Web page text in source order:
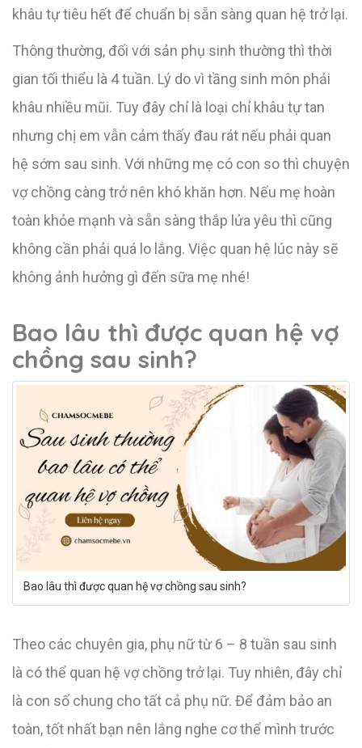
khâu tự tiêu hết để chuẩn bị sẵn sàng quan hệ trở lại.
Thông thường, đối với sản phụ sinh thường thì thời
gian tối thiểu là 4 tuần. Lý do vì tầng sinh môn phải
khâu nhiều mũi. Tuy đây chỉ là loại chỉ khâu tự tan
nhưng chị em vẫn cảm thấy đau rát nếu phải quan
hệ sớm sau sinh. Với những mẹ có con so thì chuyện
vợ chồng càng trở nên khó khăn hơn. Nếu mẹ hoàn
toàn khỏe mạnh và sẵn sàng thắp lửa yêu thì cũng
không cần phải quá lo lắng. Việc quan hệ lúc này sẽ
không ảnh hưởng gì đến sữa mẹ nhé!
Bao lâu thì được quan hệ vợ
chồng sau sinh?
Bao lâu thì được quan hệ vợ chồng sau sinh?
Theo các chuyên gia, phụ nữ từ 6 – 8 tuần sau sinh
là có thể quan hệ vợ chồng trở lại. Tuy nhiên, đây chỉ
là con số chung cho tất cả phụ nữ. Để đảm bảo an
toàn, tốt nhất bạn nên lắng nghe cơ thể mình trước